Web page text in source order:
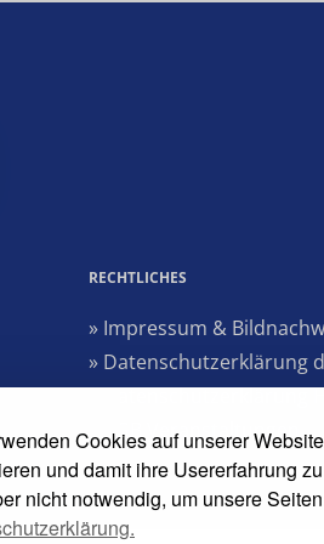
Cookies auf unserer
und damit ihre Usererfahrung
nicht notwendig, um unsere
RECHTLICHES
» Impressum &
» Datenschutzerklärung
» Datenschutzerklärung
» AGB Veranstaltungen